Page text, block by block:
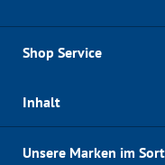
Shop Service
Inhalt
Unsere Marken im